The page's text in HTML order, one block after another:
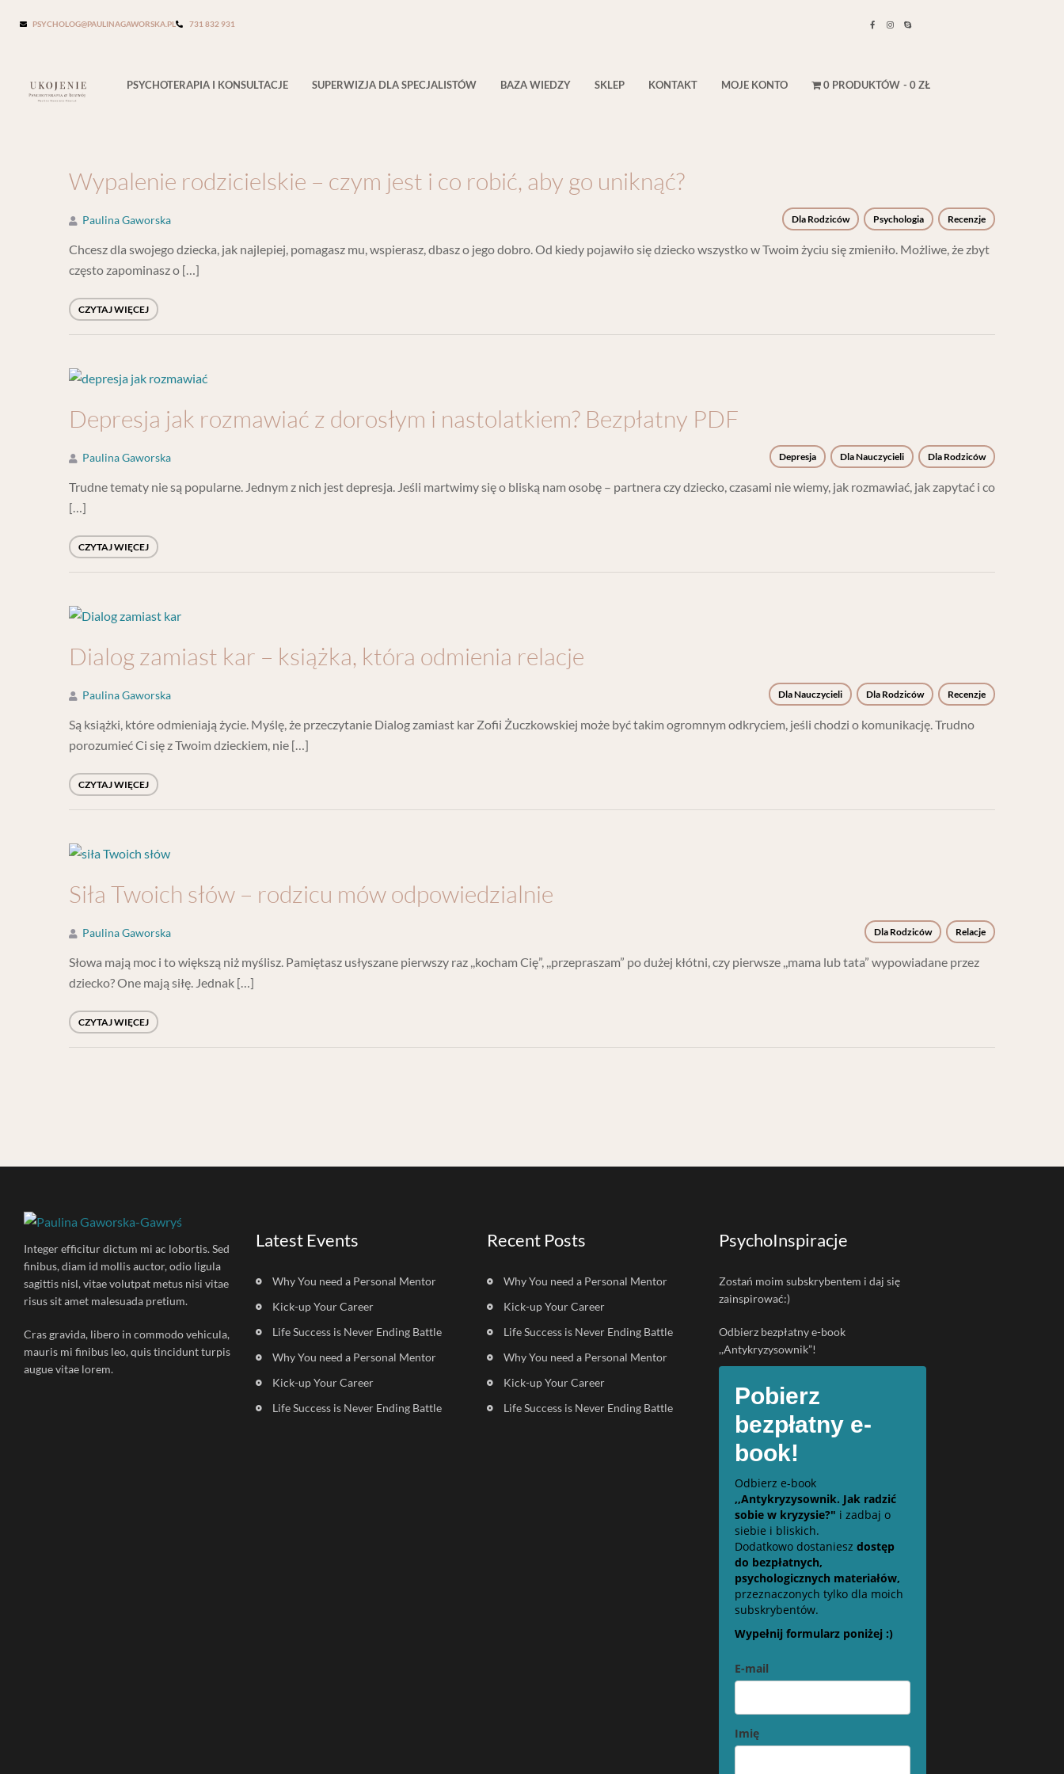
PSYCHOLOG@PAULINAGAWORSKA.PL 731 832 931
PSYCHOTERAPIA I KONSULTACJE SUPERWIZJA DLA SPECJALISTÓW BAZA WIEDZY SKLEP KONTAKT MOJE KONTO 0 PRODUKTÓW 0 ZŁ
Kategoria:Dla rodziców
Wypalenie rodzicielskie – czym jest i co robić, aby go uniknąć?
Dla Rodziców Psychologia Recenzje
Paulina Gaworska
Chcesz dla swojego dziecka, jak najlepiej, pomagasz mu, wspierasz, dbasz o jego dobro. Od kiedy pojawiło się dziecko wszystko w Twoim życiu się zmieniło. Możliwe, że zbyt
często zapominasz o […]
CZYTAJ WIĘCEJ
Depresja jak rozmawiać z dorosłym i nastolatkiem? Bezpłatny PDF
Depresja Dla Nauczycieli Dla Rodziców
Paulina Gaworska
Trudne tematy nie są popularne. Jednym z nich jest depresja. Jeśli martwimy się o bliską nam osobę – partnera czy dziecko, czasami nie wiemy, jak rozmawiać, jak zapytać i co
[…]
CZYTAJ WIĘCEJ
Dialog zamiast kar – książka, która odmienia relacje
Dla Nauczycieli Dla Rodziców Recenzje
Paulina Gaworska
Są książki, które odmieniają życie. Myślę, że przeczytanie Dialog zamiast kar Zofii Żuczkowskiej może być takim ogromnym odkryciem, jeśli chodzi o komunikację. Trudno
porozumieć Ci się z Twoim dzieckiem, nie […]
CZYTAJ WIĘCEJ
Siła Twoich słów – rodzicu mów odpowiedzialnie
Dla Rodziców Relacje
Paulina Gaworska
Słowa mają moc i to większą niż myślisz. Pamiętasz usłyszane pierwszy raz ,,kocham Cię”, ,,przepraszam” po dużej kłótni, czy pierwsze ,,mama lub tata” wypowiadane przez
dziecko? One mają siłę. Jednak […]
CZYTAJ WIĘCEJ
Integer efficitur dictum mi ac lobortis. Sed
finibus, diam id mollis auctor, odio ligula
sagittis nisl, vitae volutpat metus nisi vitae
risus sit amet malesuada pretium.
Cras gravida, libero in commodo vehicula,
mauris mi finibus leo, quis tincidunt turpis
augue vitae lorem.
Latest Events
Why You need a Personal Mentor
Kick-up Your Career
Life Success is Never Ending Battle
Why You need a Personal Mentor
Kick-up Your Career
Life Success is Never Ending Battle
Recent Posts
Why You need a Personal Mentor
Kick-up Your Career
Life Success is Never Ending Battle
Why You need a Personal Mentor
Kick-up Your Career
Life Success is Never Ending Battle
PsychoInspiracje
Zostań moim subskrybentem i daj się
zainspirować:)
Odbierz bezpłatny e-book
,,Antykryzysownik”!
Pobierz
bezpłatny e-
book!
Odbierz e-book
,,Antykryzysownik. Jak radzić
sobie w kryzysie?" i zadbaj o
siebie i bliskich.
Dodatkowo dostaniesz dostęp
do bezpłatnych,
psychologicznych materiałów,
przeznaczonych tylko dla moich
subskrybentów.
Wypełnij formularz poniżej :)
E-mail
Imię